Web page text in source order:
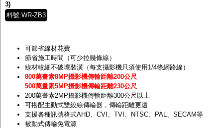
3)
料號:WR-ZB3
可節省線材花費
節省施工時間（可少拉幾條線）
線材較細不破壞裝潢（每支攝影機只須使用1/4條網路線）
800萬畫素8MP攝影機傳輸距離200公尺
500萬畫素5MP攝影機傳輸距離230公尺
200萬畫素2MP攝影機傳輸距離300公尺以上
可搭配主動式雙絞線傳輸器，傳輸距離更遠
支援各種訊號格式AHD、CVI、TVI、NTSC、PAL、SECAM等
被動式傳輸免電源